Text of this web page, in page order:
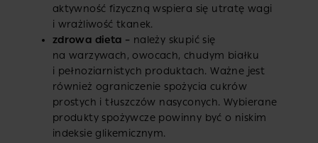
aktywność fizyczną wspiera się utratę wagi
i wrażliwość tkanek.
zdrowa dieta – należy skupić się
na warzywach, owocach, chudym białku
i pełnoziarnistych produktach. Ważne jest
również ograniczenie spożycia cukrów
prostych i tłuszczów nasyconych. Wybierane
produkty spożywcze powinny być o niskim
indeksie glikemicznym.